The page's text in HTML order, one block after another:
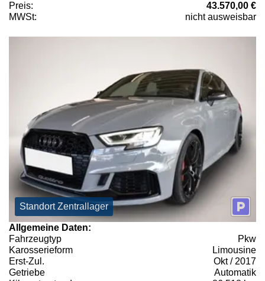
Preis:
43.570,00 €
MWSt:
nicht ausweisbar
Standort Zentrallager
Allgemeine Daten:
Fahrzeugtyp
Pkw
Karosserieform
Limousine
Erst-Zul.
Okt / 2017
Getriebe
Automatik